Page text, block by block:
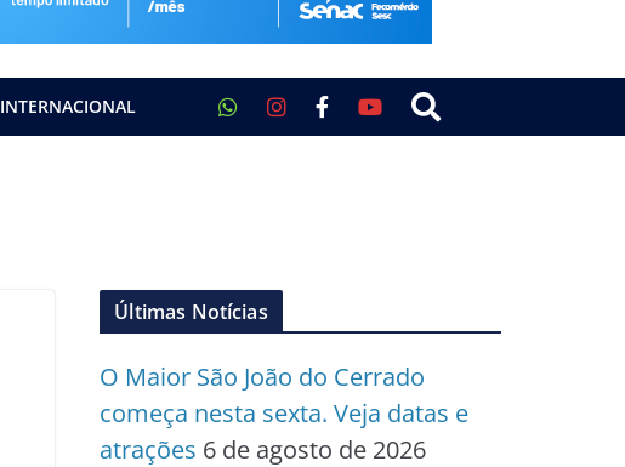
INTERNACIONAL
Últimas Notícias
O Maior São João do Cerrado
começa nesta sexta. Veja datas e
atrações 6 de agosto de 2026